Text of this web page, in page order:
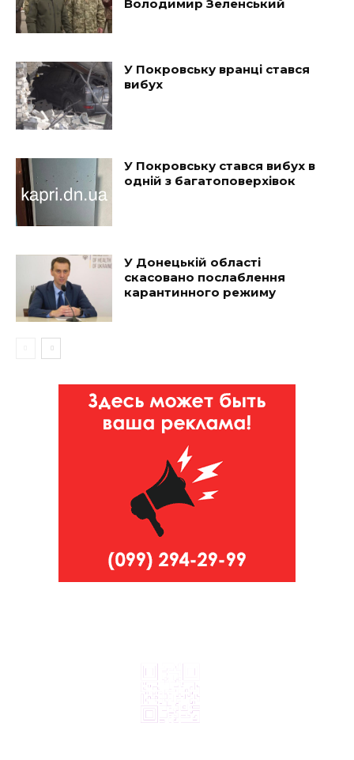
Володимир Зеленський
У Покровську вранці стався
вибух
У Покровську стався вибух в
одній з багатоповерхівок
У Донецькій області
скасовано послаблення
карантинного режиму